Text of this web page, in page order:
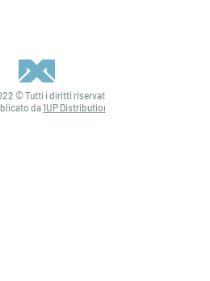
© Tutti i diritti riservati
da1UP Distribution